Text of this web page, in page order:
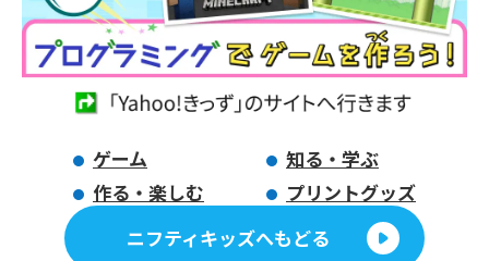
ゲーム
知る・学ぶ
作る・楽しむ
プリントグッズ
ニフティキッズへもどる